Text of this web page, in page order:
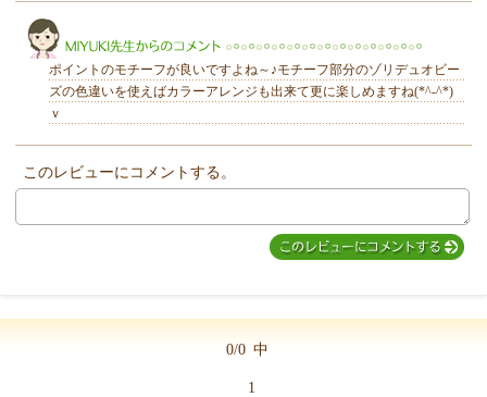
MIYUKI先生からのコメント
ポイントのモチーフが良いですよね～♪モチーフ部分のゾリデュオビー
ズの色違いを使えばカラーアレンジも出来て更に楽しめますね(*^-^*)
ｖ
このレビューにコメントする。
0/0 中
1